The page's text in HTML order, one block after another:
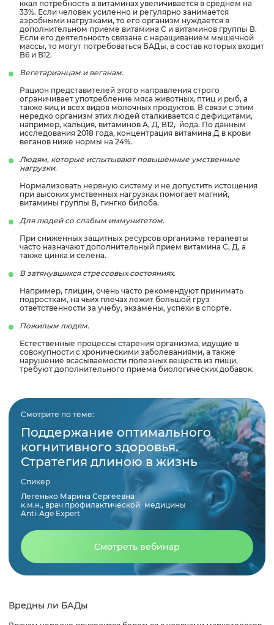
ккал потребность в витаминах увеличивается в среднем на
33%. Если человек усиленно и регулярно занимается
аэробными нагрузками, то его организм нуждается в
дополнительном приеме витамина С и витаминов группы В.
Если его деятельность связана с наращиванием мышечной
массы, то могут потребоваться БАДы, в состав которых входит
В6 и В12.
Вегетарианцам и веганам.
Рацион представителей этого направления строго
ограничивает употребление мяса животных, птиц и рыб, а
также яиц и всех видов молочных продуктов. В связи с этим
нередко организм этих людей сталкивается с дефицитами,
например, кальция, витаминов А, Д, В12, йода. По данным
исследования 2018 года, концентрация витамина Д в крови
веганов ниже нормы на 24%.
Людям, которые испытывают повышенные умственные
нагрузки.
Нормализовать нервную систему и не допустить истощения
при высоких умственных нагрузках помогает магний,
витамины группы В, гингко билоба.
Для людей со слабым иммунитетом.
При сниженных защитных ресурсов организма терапевты
часто назначают дополнительный прием витамина С, Д, а
также цинка и селена.
В затянувшихся стрессовых состояниях.
Например, глицин, очень часто рекомендуют принимать
подросткам, на чьих плечах лежит большой груз
ответственности за учебу, экзамены, успехи в спорте.
Пожилым людям.
Естественные процессы старения организма, идущие в
совокупности с хроническими заболеваниями, а также
нарушение всасываемости полезных веществ из пищи,
требуют дополнительного приема биологических добавок.
Смотрите по теме:
Поддержание оптимального
когнитивного здоровья.
Стратегия длиною в жизнь
Спикер
Легенько Марина Сергеевна
к.м.н., врач профилактической медицины
Anti-Age Expert
Смотреть вебинар
Вредны ли БАДы